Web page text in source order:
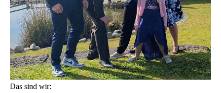
Das sind wir: